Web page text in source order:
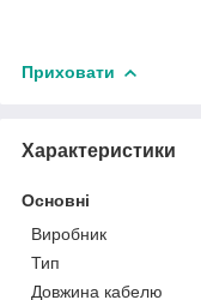
Приховати
Характеристики
Основні
Виробник
Тип
Довжина кабелю